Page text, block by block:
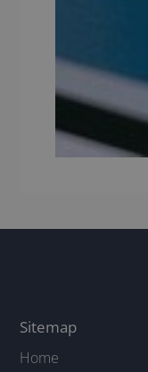
Sitemap
Home